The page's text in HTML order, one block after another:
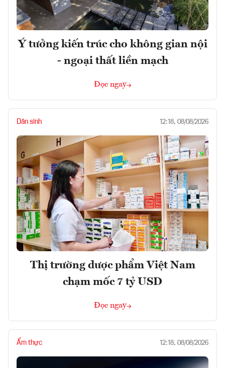
Ý tưởng kiến trúc cho không gian nội
- ngoại thất liền mạch
Đọc ngay
Dân sinh 12:18, 08/08/2026
Thị trường dược phẩm Việt Nam
chạm mốc 7 tỷ USD
Đọc ngay
Ẩm thực 12:18, 08/08/2026